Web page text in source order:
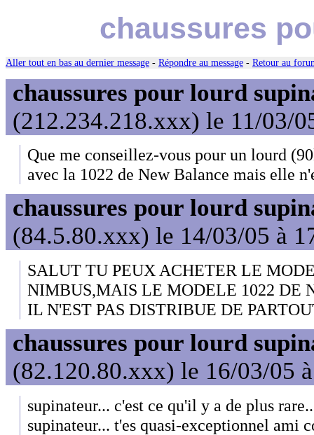
chaussures
Aller tout en bas au dernier message - Répondre au message - Retour au
chaussures pour lourd
(212.234.218.xxx) le 11/03/
Que me conseillez-vous pour un lourd
avec la 1022 de New Balance mais elle
chaussures pour lourd
(84.5.80.xxx) le 14/03/05 à
SALUT TU PEUX ACHETER LE
NIMBUS,MAIS LE MODELE 1022 DE
IL N'EST PAS DISTRIBUE DE
chaussures pour lourd
(82.120.80.xxx) le 16/03/05
supinateur... c'est ce qu'il y a de plus
supinateur... t'es quasi-exceptionnel ami